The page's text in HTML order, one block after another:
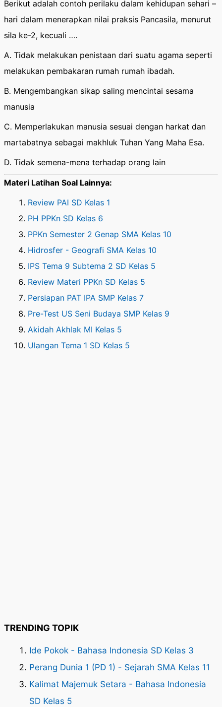
Berikut adalah contoh perilaku dalam kehidupan sehari –
hari dalam menerapkan nilai praksis Pancasila, menurut
sila ke-2, kecuali ….
A. Tidak melakukan penistaan dari suatu agama seperti
melakukan pembakaran rumah rumah ibadah.
B. Mengembangkan sikap saling mencintai sesama
manusia
C. Memperlakukan manusia sesuai dengan harkat dan
martabatnya sebagai makhluk Tuhan Yang Maha Esa.
D. Tidak semena-mena terhadap orang lain
Materi Latihan Soal Lainnya:
Review PAI SD Kelas 1
PH PPKn SD Kelas 6
PPKn Semester 2 Genap SMA Kelas 10
Hidrosfer - Geografi SMA Kelas 10
IPS Tema 9 Subtema 2 SD Kelas 5
Review Materi PPKn SD Kelas 5
Persiapan PAT IPA SMP Kelas 7
Pre-Test US Seni Budaya SMP Kelas 9
Akidah Akhlak MI Kelas 5
Ulangan Tema 1 SD Kelas 5
TRENDING TOPIK
Ide Pokok - Bahasa Indonesia SD Kelas 3
Perang Dunia 1 (PD 1) - Sejarah SMA Kelas 11
Kalimat Majemuk Setara - Bahasa Indonesia
SD Kelas 5